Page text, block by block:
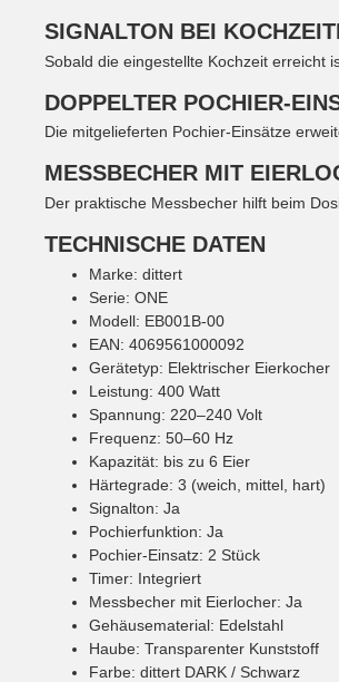
SIGNALTON BEI
Sobald die eingestellte Kochzeit erreicht
DOPPELTER POCHIER-
Die mitgelieferten Pochier-Einsätze
MESSBECHER MIT
Der praktische Messbecher hilft beim
TECHNISCHE DATEN
Marke: dittert
Serie: ONE
Modell: EB001B-00
EAN: 4069561000092
Gerätetyp: Elektrischer Eierkocher
Leistung: 400 Watt
Spannung: 220–240 Volt
Frequenz: 50–60 Hz
Kapazität: bis zu 6 Eier
Härtegrade: 3 (weich, mittel, hart)
Signalton: Ja
Pochierfunktion: Ja
Pochier-Einsatz: 2 Stück
Timer: Integriert
Messbecher mit Eierlocher: Ja
Gehäusematerial: Edelstahl
Haube: Transparenter Kunststoff
Farbe: dittert DARK / Schwarz